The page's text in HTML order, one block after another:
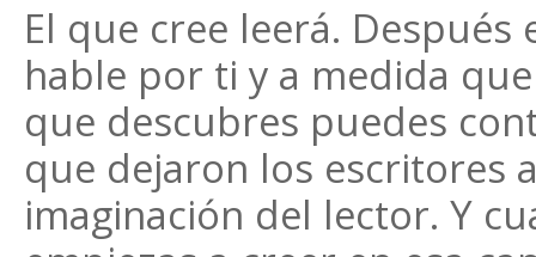
El que cree leerá.
hable por ti y a medida
que descubres puedes
que dejaron los escritores
imaginación del lector. Y